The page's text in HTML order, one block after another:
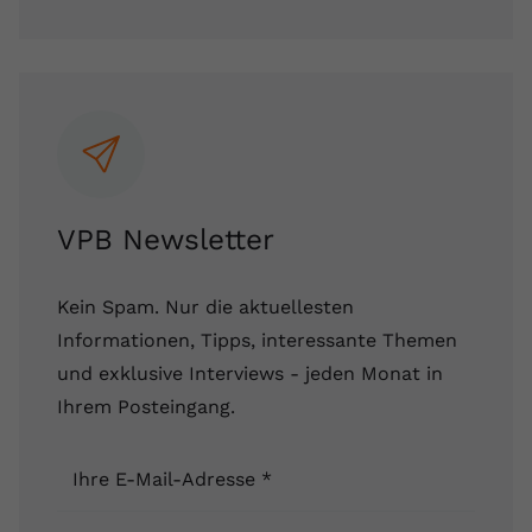
VPB Newsletter
Kein Spam. Nur die aktuellesten
Informationen, Tipps, interessante Themen
und exklusive Interviews - jeden Monat in
Ihrem Posteingang.
Ihre E-Mail-Adresse *
Laufzeit
Zweck
Daten darüber zu speichern, welche
Name yt.innertube::nextId
Youtube.com
Laufzeit Session